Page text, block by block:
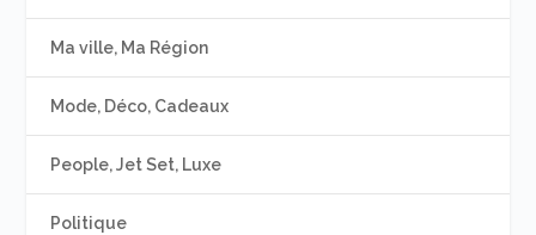
Ma ville, Ma Région
Mode, Déco, Cadeaux
People, Jet Set, Luxe
Politique